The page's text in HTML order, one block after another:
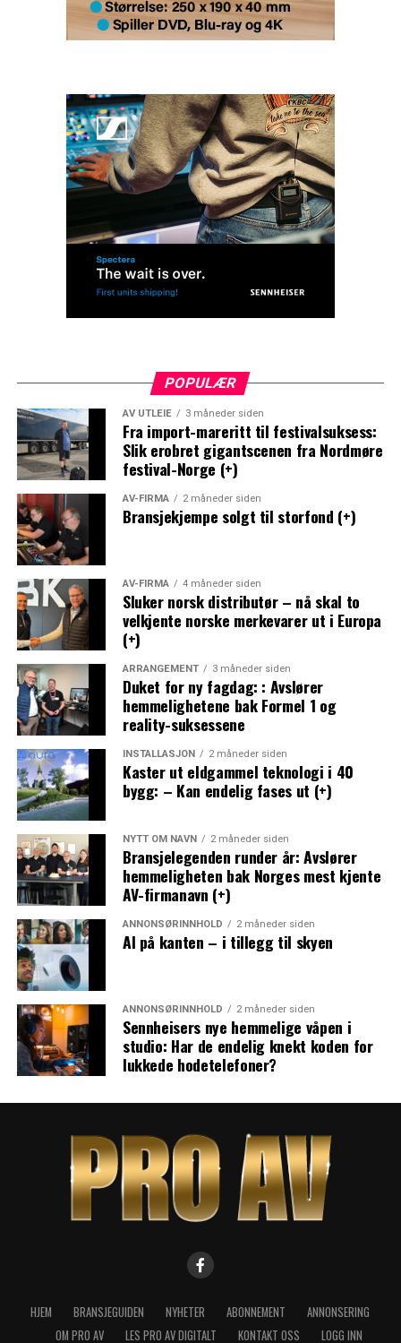
POPULÆR
AV UTLEIE 3 måneder siden
Fra import-mareritt til festivalsuksess:
Slik erobret gigantscenen fra Nordmøre
festival-Norge (+)
AV-FIRMA 2 måneder siden
Bransjekjempe solgt til storfond (+)
AV-FIRMA 4 måneder siden
Sluker norsk distributør – nå skal to
velkjente norske merkevarer ut i Europa
(+)
ARRANGEMENT 3 måneder siden
Duket for ny fagdag: : Avslører
hemmelighetene bak Formel 1 og
reality-suksessene
INSTALLASJON 2 måneder siden
Kaster ut eldgammel teknologi i 40
bygg: – Kan endelig fases ut (+)
NYTT OM NAVN 2 måneder siden
Bransjelegenden runder år: Avslører
hemmeligheten bak Norges mest kjente
AV-firmanavn (+)
ANNONSØRINNHOLD 2 måneder siden
AI på kanten – i tillegg til skyen
ANNONSØRINNHOLD 2 måneder siden
Sennheisers nye hemmelige våpen i
studio: Har de endelig knekt koden for
lukkede hodetelefoner?
HJEM BRANSJEGUIDEN NYHETER ABONNEMENT
ANNONSERING
OM PRO AV
LES PRO AV DIGITALT KONTAKT OSS LOGG INN